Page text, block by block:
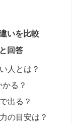
いを比較
回答
人とは？
る？
出る？
の目安は？